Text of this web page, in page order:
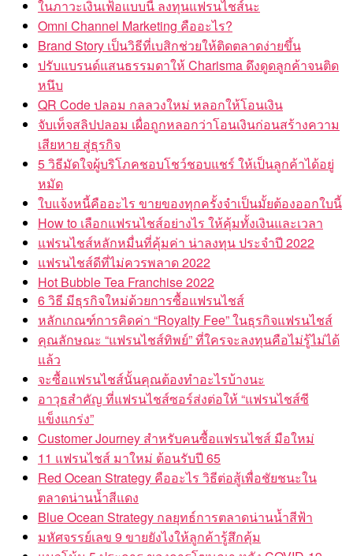
ในภาวะเงินเฟ้อแบบนี้ ลงทุนแฟรนไชส์นะ
Omni Channel Marketing คืออะไร?
Brand Story เป็นวิธีที่เบสิกช่วยให้ติดตลาดง่ายขึ้น
ปรับแบรนด์แสนธรรมดาให้ Charisma ดึงดูดลูกค้าจนติด
หนึบ
QR Code ปลอม กลลวงใหม่ หลอกให้โอนเงิน
จับเท็จสลิปปลอม เผื่อถูกหลอกว่าโอนเงินก่อนสร้างความ
เสียหาย สู่ธุรกิจ
5 วิธีมัดใจผู้บริโภคชอบโชว์ชอบแชร์ ให้เป็นลูกค้าได้อยู่
หมัด
ใบแจ้งหนี้คืออะไร ขายของทุกครั้งจำเป็นมั้ยต้องออกใบนี้
How to เลือกแฟรนไชส์อย่างไร ให้คุ้มทั้งเงินและเวลา
แฟรนไชส์หลักหมื่นที่คุ้มค่า น่าลงทุน ประจำปี 2022
แฟรนไชส์ดีที่ไม่ควรพลาด 2022
Hot Bubble Tea Franchise 2022
6 วิธี มีธุรกิจใหม่ด้วยการซื้อแฟรนไชส์
หลักเกณฑ์การคิดค่า “Royalty Fee” ในธุรกิจแฟรนไชส์
คุณลักษณะ “แฟรนไชส์ทิพย์” ที่ใครจะลงทุนคือไม่รู้ไม่ได้
แล้ว
จะซื้อแฟรนไชส์นั้นคุณต้องทำอะไรบ้างนะ
อาวุธสำคัญ ที่แฟรนไชส์ซอร์ส่งต่อให้ “แฟรนไชส์ซี
แข็งแกร่ง”
Customer Journey สำหรับคนซื้อแฟรนไชส์ มือใหม่
11 แฟรนไชส์ มาใหม่ ต้อนรับปี 65
Red Ocean Strategy คืออะไร วิธีต่อสู้เพื่อชัยชนะใน
ตลาดน่านน้ำสีแดง
Blue Ocean Strategy กลยุทธ์การตลาดน่านน้ำสีฟ้า
มหัศจรรย์เลข 9 ขายยังไงให้ลูกค้ารู้สึกคุ้ม